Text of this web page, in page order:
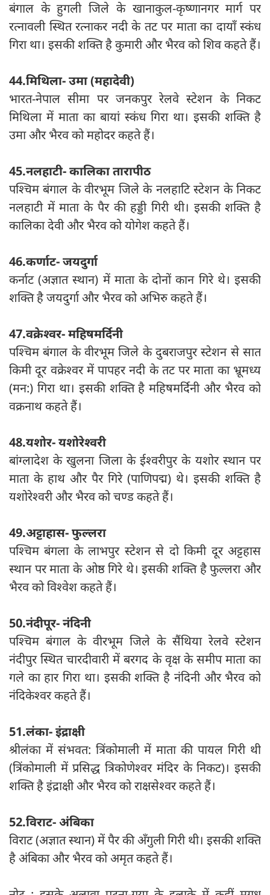
बंगाल के हुगली जिले के खानाकुल-कृष्णानगर मार्ग पर
रत्नावली स्थित रत्नाकर नदी के तट पर माता का दायाँ स्कंध
गिरा था। इसकी शक्ति है कुमारी और भैरव को शिव कहते हैं।
44.मिथिला- उमा (महादेवी)
भारत-नेपाल सीमा पर जनकपुर रेलवे स्टेशन के निकट
मिथिला में माता का बायां स्कंध गिरा था। इसकी शक्ति है
उमा और भैरव को महोदर कहते हैं।
45.नलहाटी- कालिका तारापीठ
पश्चिम बंगाल के वीरभूम जिले के नलहाटि स्टेशन के निकट
नलहाटी में माता के पैर की हड्डी गिरी थी। इसकी शक्ति है
कालिका देवी और भैरव को योगेश कहते हैं।
46.कर्णाट- जयदुर्गा
कर्नाट (अज्ञात स्थान) में माता के दोनों कान गिरे थे। इसकी
शक्ति है जयदुर्गा और भैरव को अभिरु कहते हैं।
47.वक्रेश्वर- महिषमर्दिनी
पश्चिम बंगाल के वीरभूम जिले के दुबराजपुर स्टेशन से सात
किमी दूर वक्रेश्वर में पापहर नदी के तट पर माता का भ्रूमध्य
(मन:) गिरा था। इसकी शक्ति है महिषमर्दिनी और भैरव को
वक्रनाथ कहते हैं।
48.यशोर- यशोरेश्वरी
बांग्लादेश के खुलना जिला के ईश्वरीपुर के यशोर स्थान पर
माता के हाथ और पैर गिरे (पाणिपद्म) थे। इसकी शक्ति है
यशोरेश्वरी और भैरव को चण्ड कहते हैं।
49.अट्टाहास- फुल्लरा
पश्चिम बंगला के लाभपुर स्टेशन से दो किमी दूर अट्टहास
स्थान पर माता के ओष्ठ गिरे थे। इसकी शक्ति है फुल्लरा और
भैरव को विश्वेश कहते हैं।
50.नंदीपूर- नंदिनी
पश्चिम बंगाल के वीरभूम जिले के सैंथिया रेलवे स्टेशन
नंदीपुर स्थित चारदीवारी में बरगद के वृक्ष के समीप माता का
गले का हार गिरा था। इसकी शक्ति है नंदिनी और भैरव को
नंदिकेश्वर कहते हैं।
51.लंका- इंद्राक्षी
श्रीलंका में संभवत: त्रिंकोमाली में माता की पायल गिरी थी
(त्रिंकोमाली में प्रसिद्ध त्रिकोणेश्वर मंदिर के निकट)। इसकी
शक्ति है इंद्राक्षी और भैरव को राक्षसेश्वर कहते हैं।
52.विराट- अंबिका
विराट (अज्ञात स्थान) में पैर की अँगुली गिरी थी। इसकी शक्ति
है अंबिका और भैरव को अमृत कहते हैं।